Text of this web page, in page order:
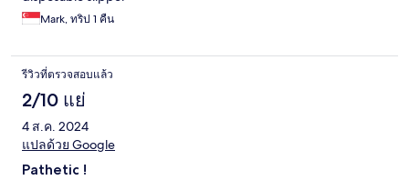
Mark, ทริป 1 คืน
รีวิวที่ตรวจสอบแล้ว
2/10 แย่
4 ส.ค. 2024
แปลด้วย Google
Pathetic !